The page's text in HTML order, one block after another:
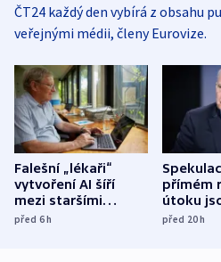
ČT24 každý den vybírá z obsahu
veřejnými médii, členy Eurovize.
Falešní „lékaři“
vytvoření AI šíří
mezi staršími
Poláky nebezpečné
před 6h
přímém
útoku
míní
před 20h